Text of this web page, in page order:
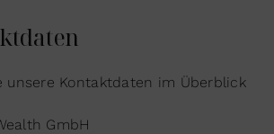
unsere Kontaktdaten im Überblick
GmbH